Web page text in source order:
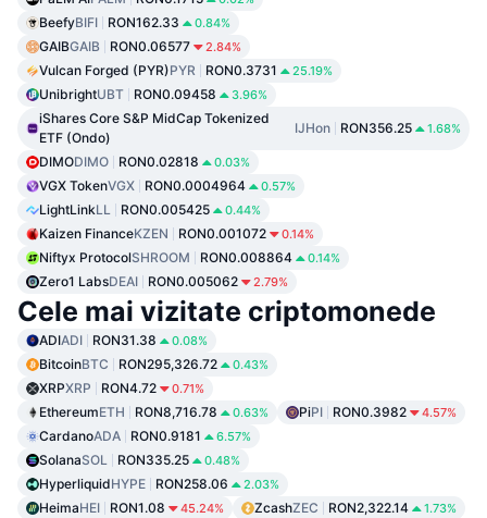
BeefyBIFI RON162.33 0.84%
GAIBGAIB RON0.06577 2.84%
Vulcan Forged (PYR)PYR RON0.3731 25.19%
UnibrightUBT RON0.09458 3.96%
iShares Core S&P MidCap Tokenized
ETF (Ondo)
IJHon RON356.25 1.68%
DIMODIMO RON0.02818 0.03%
VGX TokenVGX RON0.0004964 0.57%
LightLinkLL RON0.005425 0.44%
Kaizen FinanceKZEN RON0.001072 0.14%
Niftyx ProtocolSHROOM RON0.008864 0.14%
Zero1 LabsDEAI RON0.005062 2.79%
Cele mai vizitate criptomonede
ADIADI RON31.38 0.08%
BitcoinBTC RON295,326.72 0.43%
XRPXRP RON4.72 0.71%
EthereumETH RON8,716.78 0.63% PiPI RON0.3982 4.57%
CardanoADA RON0.9181 6.57%
SolanaSOL RON335.25 0.48%
HyperliquidHYPE RON258.06 2.03%
HeimaHEI RON1.08 45.24% ZcashZEC RON2,322.14 1.73%